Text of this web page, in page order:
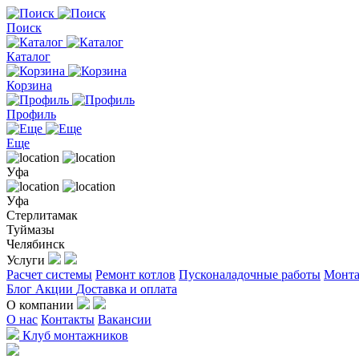
Поиск
Каталог
Корзина
Профиль
Еще
Уфа
Уфа
Стерлитамак
Туймазы
Челябинск
Услуги
Расчет системы Ремонт котлов Пусконаладочные работы
Блог Акции Доставка и оплата
О компании
О нас Контакты Вакансии
Клуб монтажников